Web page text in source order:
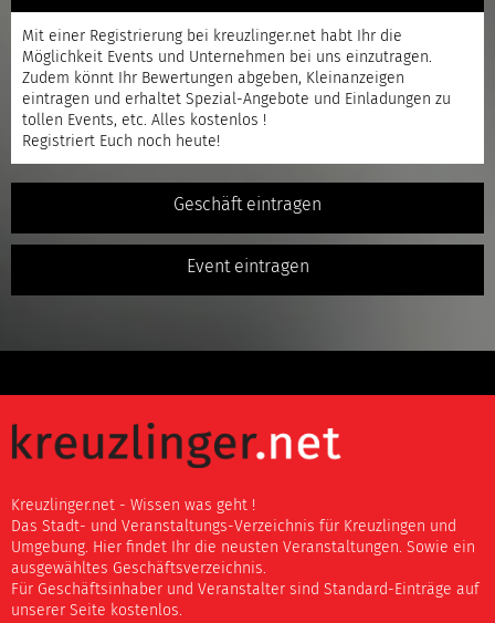
Mit einer Registrierung bei kreuzlinger.net habt Ihr die
Möglichkeit Events und Unternehmen bei uns einzutragen.
Zudem könnt Ihr Bewertungen abgeben, Kleinanzeigen
eintragen und erhaltet Spezial-Angebote und Einladungen zu
tollen Events, etc. Alles kostenlos !
Registriert Euch noch heute!
Geschäft eintragen
Event eintragen
Kreuzlinger.net - Wissen was geht !
Das Stadt- und Veranstaltungs-Verzeichnis für Kreuzlingen und
Umgebung. Hier findet Ihr die neusten Veranstaltungen. Sowie ein
ausgewähltes Geschäftsverzeichnis.
Für Geschäftsinhaber und Veranstalter sind Standard-Einträge auf
unserer Seite kostenlos.